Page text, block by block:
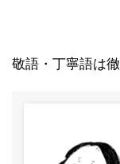
敬語・丁寧語は